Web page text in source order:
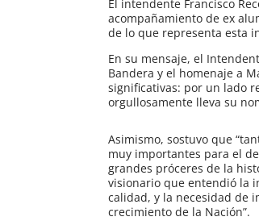
El intendente Francisco
acompañamiento de ex
de lo que representa esta
En su mensaje, el
Bandera y el homenaje a
significativas: por un lado
orgullosamente lleva su
Asimismo, sostuvo que
muy importantes para el
grandes próceres de la
visionario que entendió la
calidad, y la necesidad de
crecimiento de la Nación”.